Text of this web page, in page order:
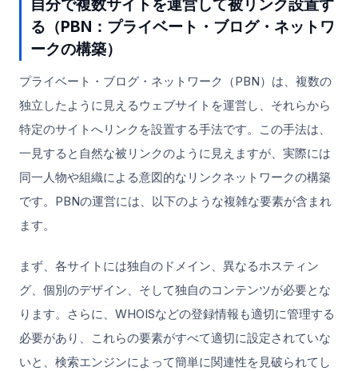
自分で複数サイトを運営して被リンク設置す
る（PBN：プライベート・ブログ・ネットワ
ークの構築）
プライベート・ブログ・ネットワーク（PBN）は、複数の
独立したように見えるウェブサイトを運営し、それらから
特定のサイトへリンクを設置する手法です。この手法は、
一見すると自然な被リンクのように見えますが、実際には
同一人物や組織による意図的なリンクネットワークの構築
です。PBNの運営には、以下のような複雑な要素が含まれ
ます。
まず、各サイトには独自のドメイン、異なるホスティン
グ、個別のデザイン、そして独自のコンテンツが必要とな
ります。さらに、WHOISなどの登録情報も適切に管理する
必要があり、これらの要素がすべて適切に設定されていな
いと、検索エンジンによって簡単に関連性を見破られてし